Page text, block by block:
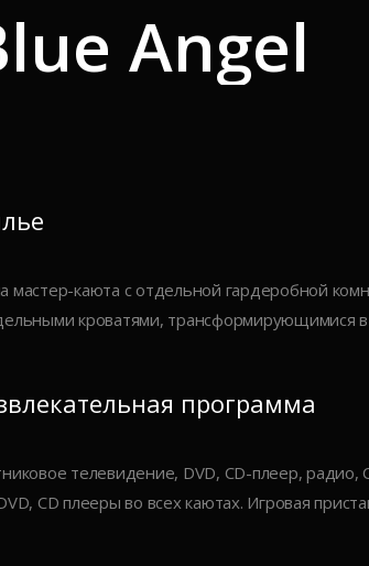
Angel
мастер-каюта с отдельной гардеробной
кроватями, трансформирующимися в
программа
телевидение, DVD, CD-плеер, радио,
CD плееры во всех каютах. Игровая